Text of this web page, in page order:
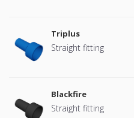
Triplus
Straight fitting
Blackfire
Straight fitting